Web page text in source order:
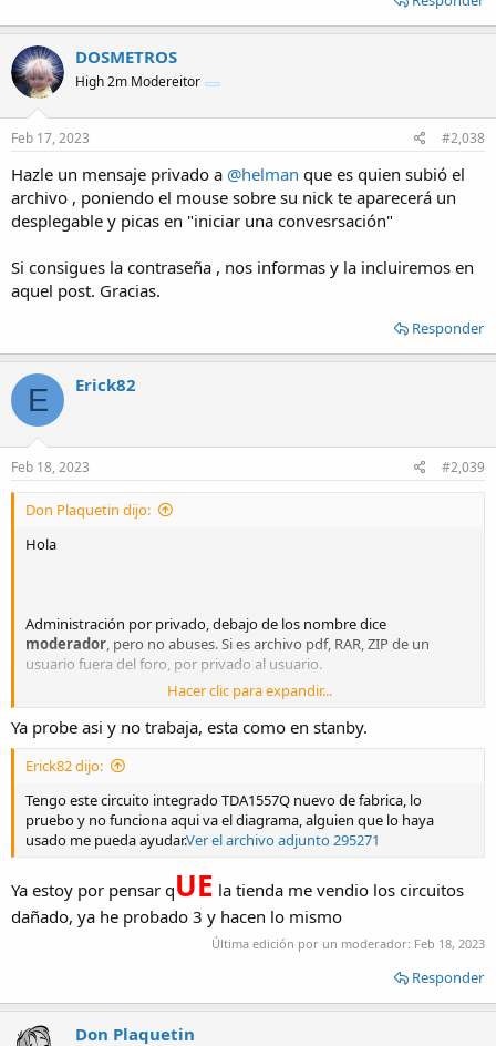
DOSMETROS
High 2m Modereitor
Feb 17, 2023 #2,038
Hazle un mensaje privado a @helman que es quien subió el
archivo , poniendo el mouse sobre su nick te aparecerá un
desplegable y picas en "iniciar una convesrsación"
Si consigues la contraseña , nos informas y la incluiremos en
aquel post. Gracias.
Responder
E Erick82
Feb 18, 2023 #2,039
Don Plaquetin dijo:
Hola
Administración por privado, debajo de los nombre dice
moderador, pero no abuses. Si es archivo pdf, RAR, ZIP de un
usuario fuera del foro, por privado al usuario.
El capacitor de10μFque va alpin 12NO va, ese se usa si usas
fuente simétrica. Tu usas
por lo que no necesitas volt referencia,
déjalo sin conectar
Saludos
Hacer clic para expandir...
Ya probe asi y no trabaja, esta como en stanby.
Erick82 dijo:
Tengo este circuito integrado TDA1557Q nuevo de fabrica, lo
pruebo y no funciona aqui va el diagrama, alguien que lo haya
usado me pueda ayudar.Ver el archivo adjunto 295271
Ya estoy por pensar qUE la tienda me vendio los circuitos
dañado, ya he probado 3 y hacen lo mismo
Última edición por un moderador: Feb 18, 2023
Responder
Don Plaquetin